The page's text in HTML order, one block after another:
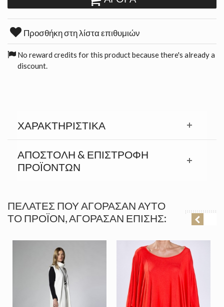
Προσθήκη στη λίστα επιθυμιών
No reward credits for this product because there's already a
discount.
ΧΑΡΑΚΤΗΡΙΣΤΙΚΆ
ΑΠΟΣΤΟΛΉ & ΕΠΙΣΤΡΟΦΉ
ΠΡΟΪΟΝΤΩΝ
ΠΕΛΆΤΕΣ ΠΟΥ ΑΓΌΡΑΣΑΝ ΑΥΤΌ
ΤΟ ΠΡΟΪΌΝ, ΑΓΌΡΑΣΑΝ ΕΠΊΣΗΣ: